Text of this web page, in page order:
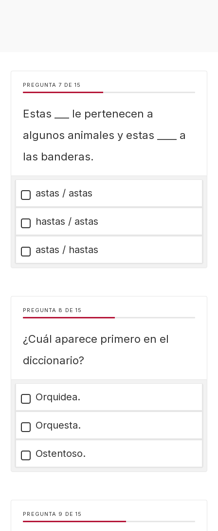
PREGUNTA DE 15
Estas ___ le pertenecen a
algunos animales y estas ____ a
las banderas.
astas / astas
hastas / astas
astas / hastas
PREGUNTA DE 15
¿Cuál aparece primero en el
diccionario?
Orquidea.
Orquesta.
Ostentoso.
PREGUNTA DE 15